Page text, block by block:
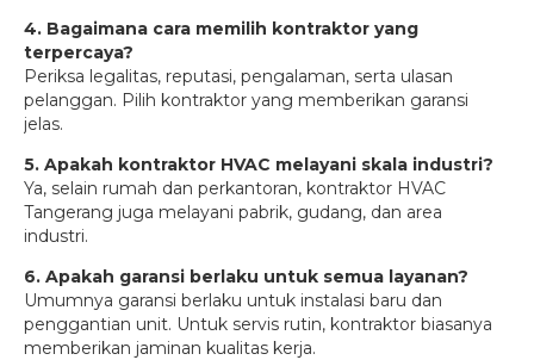
4. Bagaimana cara memilih kontraktor yang
terpercaya?
Periksa legalitas, reputasi, pengalaman, serta ulasan
pelanggan. Pilih kontraktor yang memberikan garansi
jelas.
5. Apakah kontraktor HVAC melayani skala industri?
Ya, selain rumah dan perkantoran, kontraktor HVAC
Tangerang juga melayani pabrik, gudang, dan area
industri.
6. Apakah garansi berlaku untuk semua layanan?
Umumnya garansi berlaku untuk instalasi baru dan
penggantian unit. Untuk servis rutin, kontraktor biasanya
memberikan jaminan kualitas kerja.